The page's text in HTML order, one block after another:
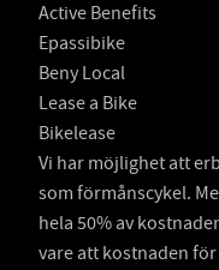
Active Benefits
Epassibike
Beny Local
Lease a Bike
Bikelease
Vi har möjlighet att
som förmånscykel.
hela 50% av
vare att kostnaden